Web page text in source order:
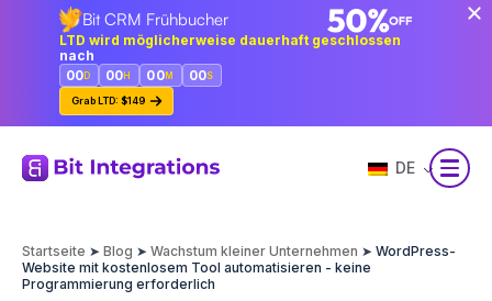
Hauptinhalt
springen
Bit CRM Frühbucher
LTD wird möglicherweise dauerhaft geschlossen
nach
00D 00H 00M 00S
Grab LTD: $149
DE
Startseite ➤ Blog ➤ Wachstum kleiner Unternehmen ➤ WordPress-
Website mit kostenlosem Tool automatisieren - keine
Programmierung erforderlich